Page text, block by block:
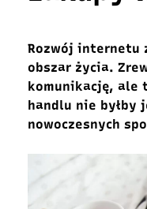
Rozwój internetu
obszar życia.
komunikację, ale
handlu nie byłby
nowoczesnych